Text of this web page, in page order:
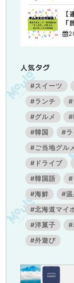
尾
人気タグ
#スイーツ
#ランチ
#
#グルメ
#韓国
#ラ
#ご当地グル
#ドライブ
#韓国語
#
#海鮮
#温
#北海道マイ
#洋菓子
#
#外遊び